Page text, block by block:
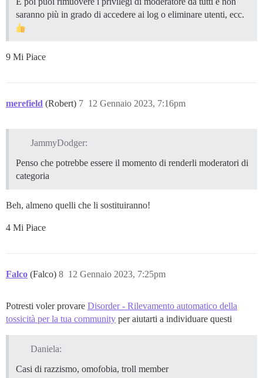
saranno più in grado di accedere ai log o eliminare utenti, ecc.
9 Mi Piace
merefield (Robert) 12 Gennaio 2023, 7:16pm
7
JammyDodger:
Penso che potrebbe essere il momento di renderli moderatori di
categoria
Beh, almeno quelli che li sostituiranno!
4 Mi Piace
Falco (Falco) 12 Gennaio 2023, 7:25pm
8
Potresti voler provare Disorder - Rilevamento automatico della
tossicità per la tua community per aiutarti a individuare questi
Daniela:
Casi di razzismo, omofobia, troll member